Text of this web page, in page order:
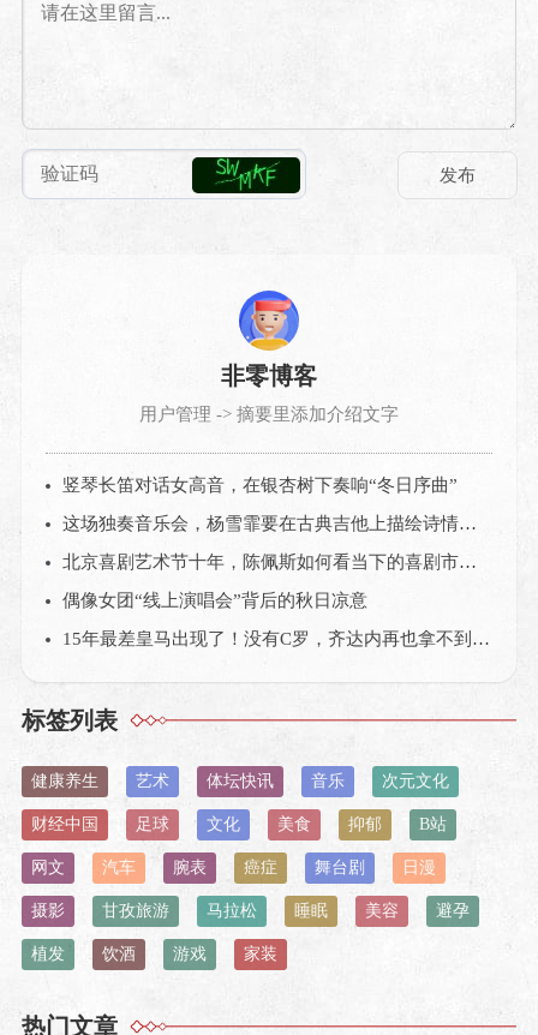
非零博客
用户管理 -> 摘要里添加介绍文字
竖琴长笛对话女高音，在银杏树下奏响“冬日序曲”
这场独奏音乐会，杨雪霏要在古典吉他上描绘诗情画意的中国
北京喜剧艺术节十年，陈佩斯如何看当下的喜剧市场？
偶像女团“线上演唱会”背后的秋日凉意
15年最差皇马出现了！没有C罗，齐达内再也拿不到欧冠？
标签列表
健康养生 艺术 体坛快讯 音乐 次元文化
财经中国 足球 文化 美食 抑郁 B站
网文 汽车 腕表 癌症 舞台剧 日漫
摄影 甘孜旅游 马拉松 睡眠 美容 避孕
植发 饮酒 游戏 家装
热门文章